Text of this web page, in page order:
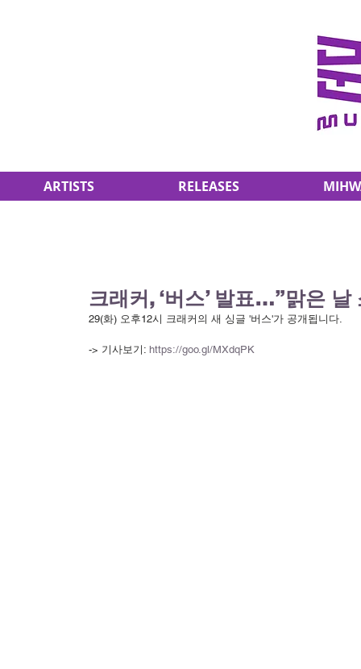
ARTISTS RELEASES
크래커, ‘버스’ 발표…”맑은
29(화) 오후12시 크래커의 새 싱글 '버스'가 공개됩니다.
-> 기사보기: https://goo.gl/MXdqPK